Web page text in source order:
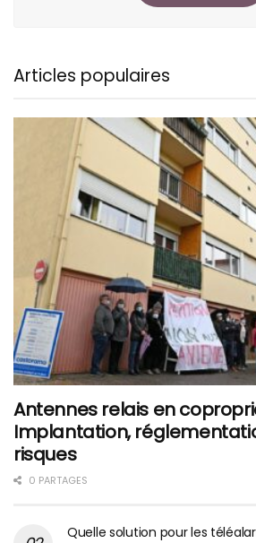
Articles populaires
Antennes relais en
Implantation,
risques
0 PARTAGES
Quelle solution pour les